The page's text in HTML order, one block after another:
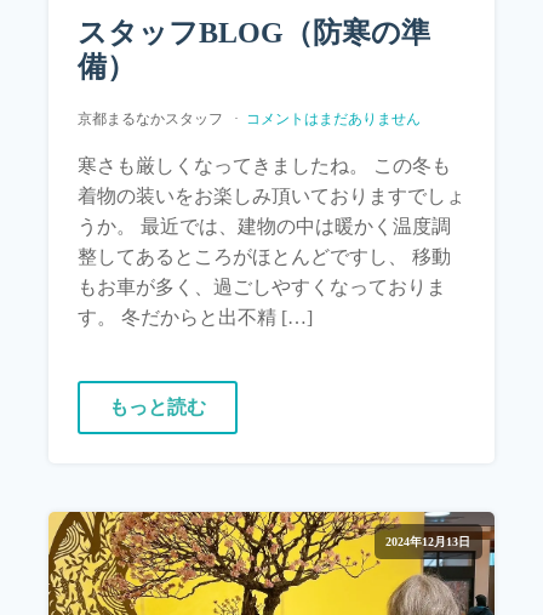
スタッフBLOG（防寒の準
備）
京都まるなかスタッフ コメントはまだありません
寒さも厳しくなってきましたね。 この冬も
着物の装いをお楽しみ頂いておりますでしょ
うか。 最近では、建物の中は暖かく温度調
整してあるところがほとんどですし、 移動
もお車が多く、過ごしやすくなっておりま
す。 冬だからと出不精 […]
もっと読む
2024年12月13日